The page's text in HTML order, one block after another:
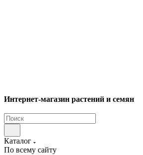
Интернет-магазин растений и семян
Каталог
По всему сайту